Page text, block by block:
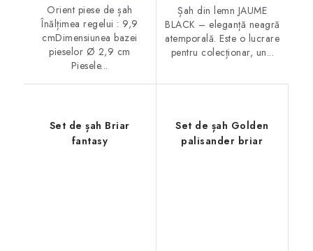
Orient piese de șah
Înălțimea regelui : 9,9
cmDimensiunea bazei
pieselor Ø 2,9 cm
Piesele...
Șah din lemn JAUME
BLACK – eleganță neagră
atemporală. Este o lucrare
pentru colecționar, un...
Set de șah Briar
fantasy
Set de șah Golden
palisander briar